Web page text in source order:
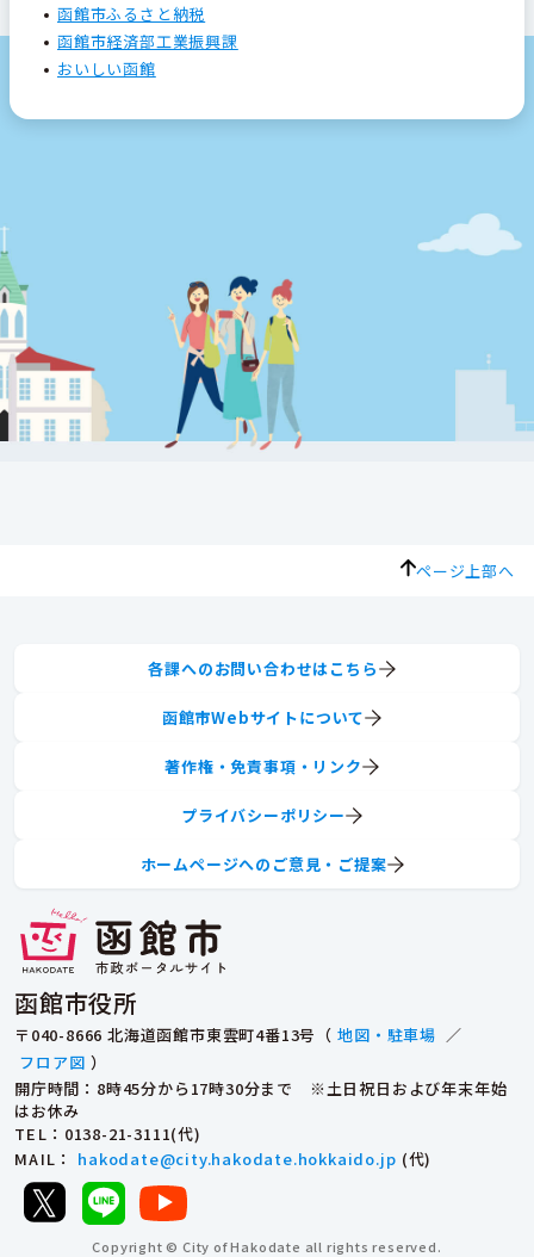
函館市ふるさと納税
函館市経済部工業振興課
おいしい函館
ページ上部へ
函館市役所
〒040-8666 北海道函館市東雲町4番13号（ 地図・駐車場 ／
フロア図 ）
開庁時間：8時45分から17時30分まで ※土日祝日および年末年始
はお休み
TEL ：0138-21-3111(代)
MAIL ： hakodate@city.hakodate.hokkaido.jp (代)
各課へのお問い合わせはこちら
函館市Webサイトについて
著作権・免責事項・リンク
プライバシーポリシー
ホームページへのご意見・ご提案
Copyright © City of Hakodate all rights reserved.